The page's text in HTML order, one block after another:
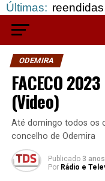
Últimas:mais de
ODEMIRA
FACECO
(Video)
Até domingo todos os
concelho de Odemira
Publicado 3
Por Rádio e